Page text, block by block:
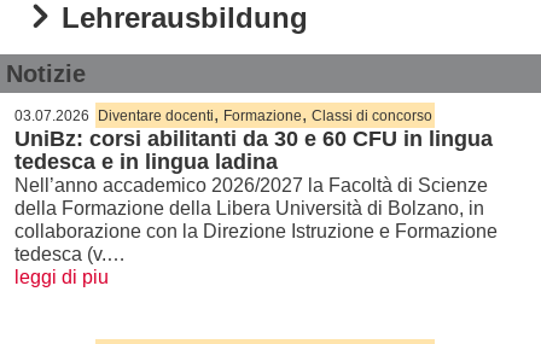
Lehrerausbildung
Notizie
03.07.2026 Diventare docenti, Formazione, Classi di concorso
UniBz: corsi abilitanti da 30 e 60 CFU in lingua
tedesca e in lingua ladina
Nell’anno accademico 2026/2027 la Facoltà di Scienze
della Formazione della Libera Università di Bolzano, in
collaborazione con la Direzione Istruzione e Formazione
tedesca (v.…
leggi di piu